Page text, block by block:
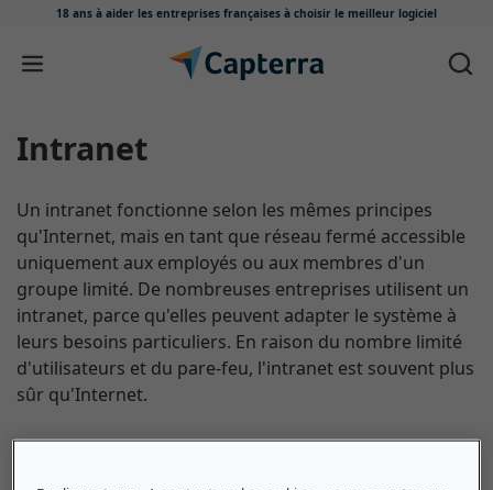
18 ans à aider les entreprises françaises à choisir le meilleur logiciel
Passer au contenu
Intranet
Un intranet fonctionne selon les mêmes principes
qu'Internet, mais en tant que réseau fermé accessible
uniquement aux employés ou aux membres d'un
groupe limité. De nombreuses entreprises utilisent un
intranet, parce qu'elles peuvent adapter le système à
leurs besoins particuliers. En raison du nombre limité
d'utilisateurs et du pare-feu, l'intranet est souvent plus
sûr qu'Internet.